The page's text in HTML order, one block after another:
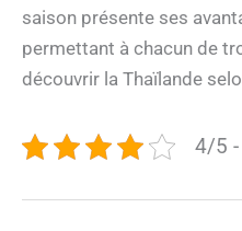
saison présente ses
permettant à chacun de
découvrir la Thaïlande
4/5